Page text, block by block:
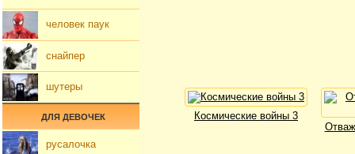
Космические войны 3
человек паук
снайпер
шутеры
ДЛЯ ДЕВОЧЕК
русалочка